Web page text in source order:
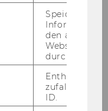
Speicherung
den aktuellen
durch
Enthält eine
ID.